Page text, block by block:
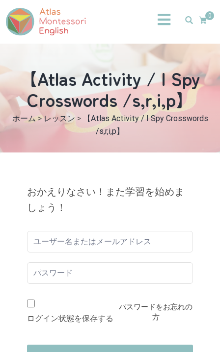
0
【Atlas Activity / I Spy
Crosswords /s,r,i,p】
ホーム >レッスン >
【Atlas Activity / I Spy Crosswords
/s,r,i,p】
おかえりなさい！また学習を始めま
しょう！
ログイン状態を保存する
パスワードをお忘れの
方